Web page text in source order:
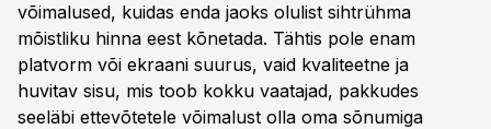
võimalused, kuidas enda jaoks olulist sihtrühma
mõistliku hinna eest kõnetada. Tähtis pole enam
platvorm või ekraani suurus, vaid kvaliteetne ja
huvitav sisu, mis toob kokku vaatajad, pakkudes
seeläbi ettevõtetele võimalust olla oma sõnumiga